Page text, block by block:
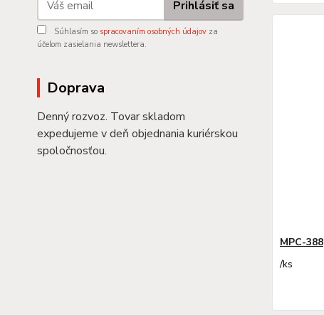
Prihlásiť sa
Súhlasím so spracovaním osobných údajov za
účelom zasielania newslettera.
Doprava
Denný rozvoz. Tovar skladom
expedujeme v deň objednania kuriérskou
spoločnosťou.
MPC-388
/ks